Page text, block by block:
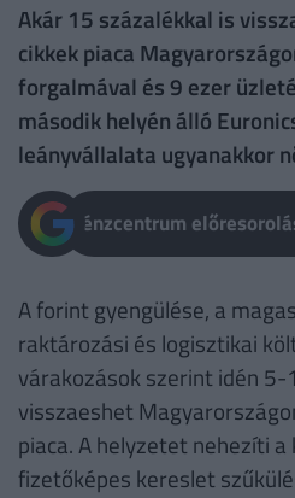
Akár 15 százalékkal is
cikkek piaca
forgalmával és 9 ezer
második helyén álló
leányvállalata ugyanakkor
Pénzcentrum
A forint gyengülése, a
raktározási és logisztikai
várakozások szerint idén 5-
visszaeshet
piaca. A helyzetet nehezíti
fizetőképes kereslet